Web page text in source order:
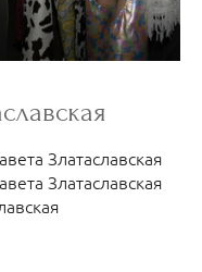
Златаславская
Златаславская